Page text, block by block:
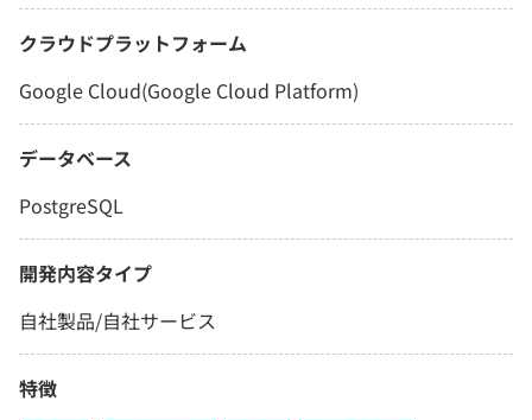
クラウドプラットフォーム
Google Cloud(Google Cloud Platform)
データベース
PostgreSQL
開発内容タイプ
自社製品/自社サービス
特徴